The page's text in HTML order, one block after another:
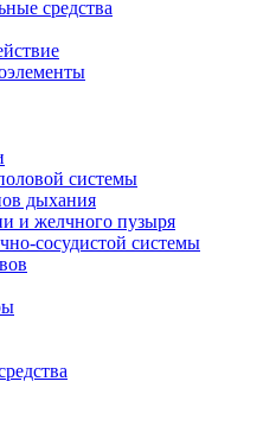
средства
системы
дыхания
и желчного пузыря
сосудистой системы